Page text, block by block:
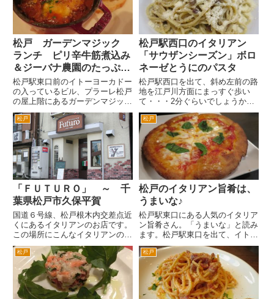
キリンの生です。 バーニャカ
ウ...
みました。まずは、粒マスタ...
松戸 ガーデンマジック
ランチ ピリ辛牛筋煮込み
＆ジーバナ農園のたっぷり
野菜ペペロンチーノ
松戸駅東口前のイトーヨーカドー
の入っているビル、プラーレ松戸
の屋上階にあるガーデンマジック
にランチに行きました。 土日の
ランチタイムも貸切のことがあり
ますので、油断できません。要確
認です。 すぐそばに聖徳大学が
あるので（席から見える）、大
学...
松戸駅西口のイタリアン
「サウザンシーズン」ボロ
ネーゼとうにのパスタ
松戸駅西口を出て、斜め左前の路
地を江戸川方面にまっすぐ歩い
て・・・2分ぐらいでしょうか。
真っ白いイメージのお店です。
このイタリアの国旗が目印です。
遠くからもよく見えます。 土日
は、ホリデーランチとなります。
平日は来られないので、普通のラ
ン...
松戸
「ＦＵＴＵＲＯ」 ～ 千
葉県松戸市久保平賀
国道６号線、松戸根木内交差点近
くにあるイタリアンのお店です。
この場所にこんなイタリアンのお
店あったっけ？というのが第一印
象です。 古い居酒屋とかがあっ
た場所かもしれません。屋号を見
ると２０００年に開業したようで
す。 ＪＲ北小金駅からは徒歩
５...
松戸
松戸のイタリアン旨肴は、
うまいな♪
松戸駅東口にある人気のイタリア
ン旨肴さん。「うまいな」と読み
ます。松戸駅東口を出て、イトー
ヨーカドーの前の道を左へ。2分
ぐらい歩くと左側にあります。バ
ス通り沿いです。 洋風居酒
屋？街角のイタリアン？という独
特な雰囲気のお店です。ご夫婦で
や...
松戸 松戸